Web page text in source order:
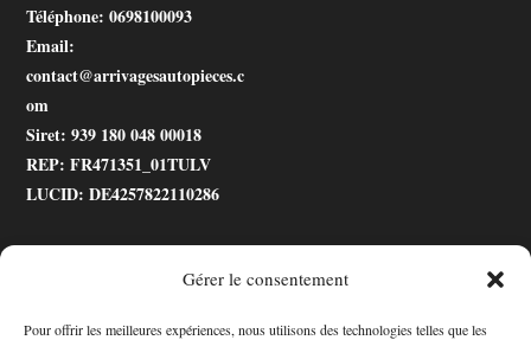
Gérer le consentement
Pour offrir les meilleures expériences, nous utilisons des technologies telles que les
Téléphone: 0698100093
Email:
contact@arrivagesautopieces.c
om
Siret: 939 180 048 00018
REP: FR471351_01TULV
LUCID: DE4257822110286